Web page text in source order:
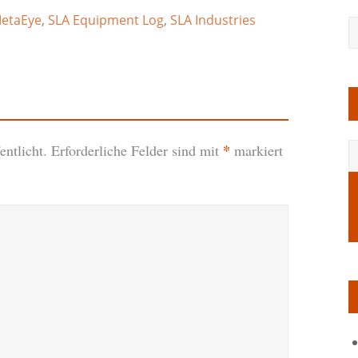
, SLA Equipment Log, SLA Industries
Erforderliche Felder sind mit * markiert